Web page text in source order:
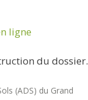
ligne
du dossier.
(ADS) du Grand